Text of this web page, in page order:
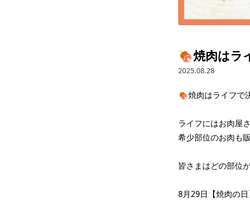
🍖焼肉はラ
2025.08.28
🍖焼肉はライフで
ライフにはお肉屋
希少部位のお肉も
皆さまはどの部位
8月29日【焼肉の